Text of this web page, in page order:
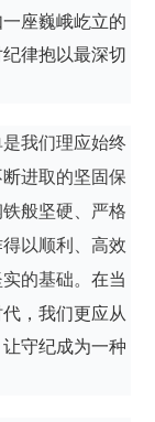
座巍峨屹立的
律抱以最深切
我们理应始终
进取的坚固保
般坚硬、严格
以顺利、高效
的基础。在当
，我们更应从
守纪成为一种